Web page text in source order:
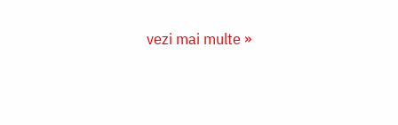
vezi mai multe »